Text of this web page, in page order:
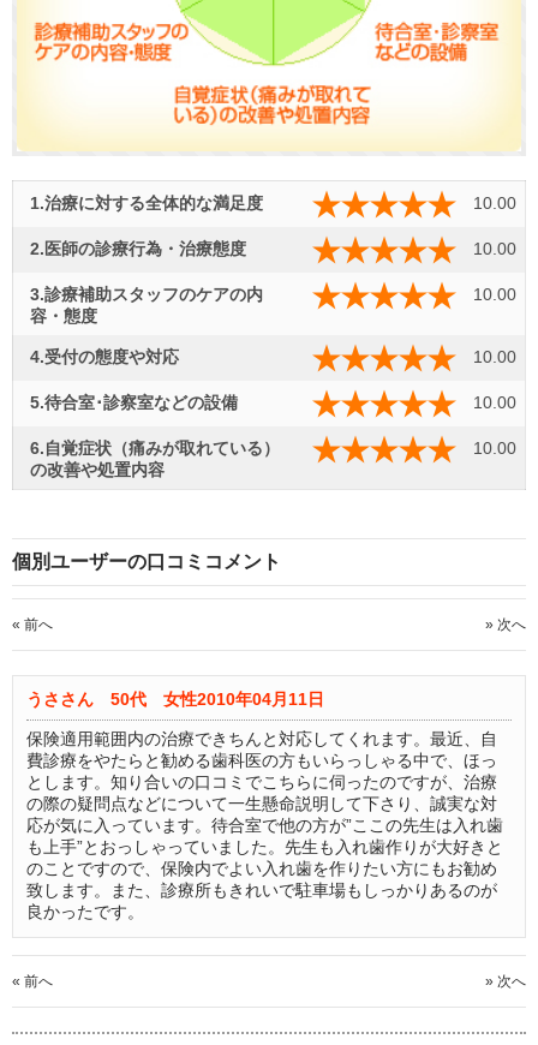
1.治療に対する全体的な満足度 10.00
2.医師の診療行為・治療態度 10.00
3.診療補助スタッフのケアの内
容・態度
10.00
4.受付の態度や対応 10.00
5.待合室･診察室などの設備 10.00
6.自覚症状（痛みが取れている）
の改善や処置内容
10.00
個別ユーザーの口コミコメント
« 前へ » 次へ
うささん 50代 女性2010年04月11日
保険適用範囲内の治療できちんと対応してくれます。最近、自
費診療をやたらと勧める歯科医の方もいらっしゃる中で、ほっ
とします。知り合いの口コミでこちらに伺ったのですが、治療
の際の疑問点などについて一生懸命説明して下さり、誠実な対
応が気に入っています。待合室で他の方が”ここの先生は入れ歯
も上手”とおっしゃっていました。先生も入れ歯作りが大好きと
のことですので、保険内でよい入れ歯を作りたい方にもお勧め
致します。また、診療所もきれいで駐車場もしっかりあるのが
良かったです。
« 前へ » 次へ